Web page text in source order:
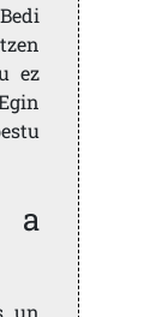
ez
a
un